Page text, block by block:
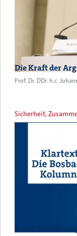
Die Kraft der
Prof. Dr. DDr. h.c.
Sicherheit,
Endlich